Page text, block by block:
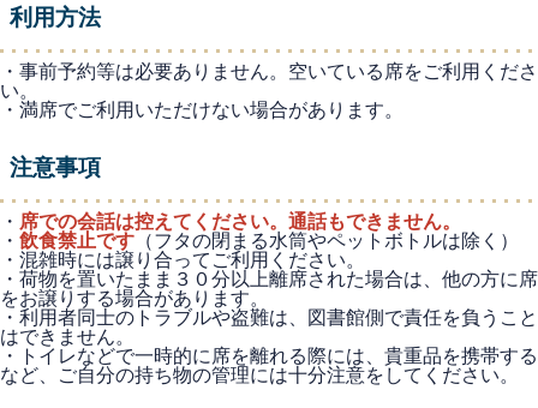
利用方法
・事前予約等は必要ありません。空いている席をご利用くださ
い。
・満席でご利用いただけない場合があります。
注意事項
・ 席での会話は控えてください。通話もできません。
・ 飲食禁止です （フタの閉まる水筒やペットボトルは除く）
・混雑時には譲り合ってご利用ください。
・荷物を置いたまま３０分以上離席された場合は、他の方に席
をお譲りする場合があります。
・利用者同士のトラブルや盗難は、図書館側で責任を負うこと
はできません。
・トイレなどで一時的に席を離れる際には、貴重品を携帯する
など、ご自分の持ち物の管理には十分注意をしてください。